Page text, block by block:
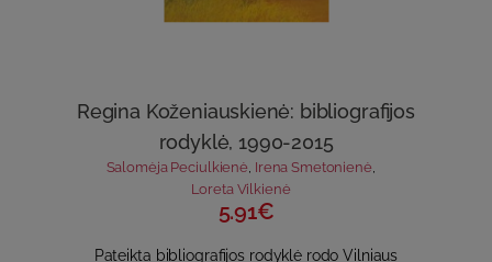
Regina Koženiauskienė: bibliografijos
rodyklė, 1990-2015
Salomėja Peciulkienė, Irena Smetonienė,
Loreta Vilkienė
5.91€
Pateikta bibliografijos rodyklė rodo Vilniaus